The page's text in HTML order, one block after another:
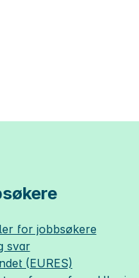
for jobbsøkere
svar
(EURES)